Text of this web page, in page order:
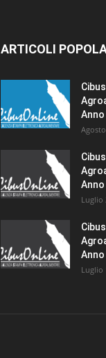
ARTICOLI
Anno
Anno
Luglio
Anno
Luglio